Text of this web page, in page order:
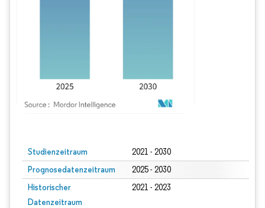
Studienzeitraum 2021 - 2030
Prognosedatenzeitraum 2025 - 2030
Historischer
Datenzeitraum
2021 - 2023